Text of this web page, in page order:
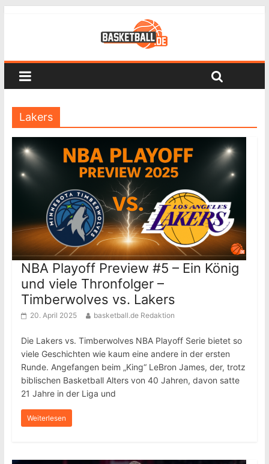
Lakers
NBA Playoff Preview #5 – Ein König
und viele Thronfolger –
Timberwolves vs. Lakers
20. April 2025 basketball.de Redaktion
Die Lakers vs. Timberwolves NBA Playoff Serie bietet so
viele Geschichten wie kaum eine andere in der ersten
Runde. Angefangen beim „King“ LeBron James, der, trotz
biblischen Basketball Alters von 40 Jahren, davon satte
21 Jahre in der Liga und
Weiterlesen